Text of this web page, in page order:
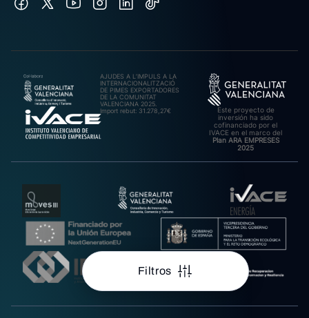
Filtros
AJUDES A L’IMPULS A LA
INTERNACIONALITZACIÓ
DE PIMES EXPORTADORES
DE LA COMUNITAT
VALENCIANA 2025.
Import rebut: 31.278,27€
Este proyecto de
inversión ha sido
cofinanciado por el
IVACE en el marco del
Plan ARA EMPRESES
2025